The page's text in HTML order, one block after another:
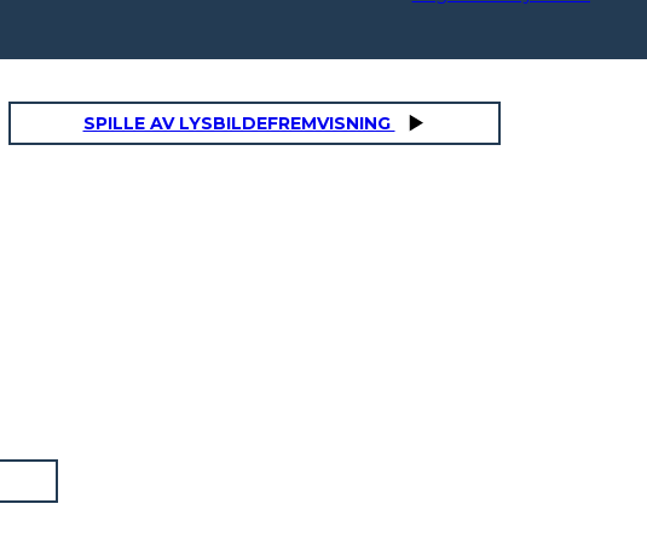
SPILLE AV LYSBILDEFREMVISNING